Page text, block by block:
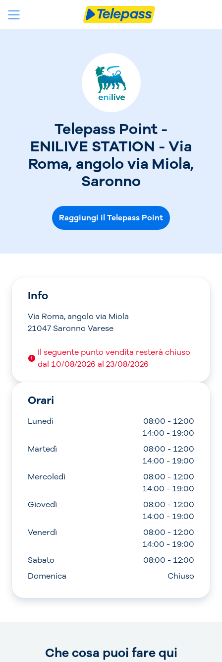
Telepass Point -
ENILIVE STATION - Via
Roma, angolo via Miola,
Saronno
Raggiungi il Telepass Point
Info
Via Roma, angolo via Miola
21047 Saronno Varese
Il seguente punto vendita resterà chiuso
dal 10/08/2026 al 23/08/2026
Orari
Lunedì
08:00 - 12:00
14:00 - 19:00
Martedì
08:00 - 12:00
14:00 - 19:00
Mercoledì
08:00 - 12:00
14:00 - 19:00
Giovedì
08:00 - 12:00
14:00 - 19:00
Venerdì
08:00 - 12:00
14:00 - 19:00
Sabato
08:00 - 12:00
Domenica
Chiuso
Che cosa puoi fare qui